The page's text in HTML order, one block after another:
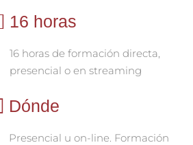
16 horas
16 horas de formación directa,
presencial o en streaming
Dónde
Presencial u on-line. Formación